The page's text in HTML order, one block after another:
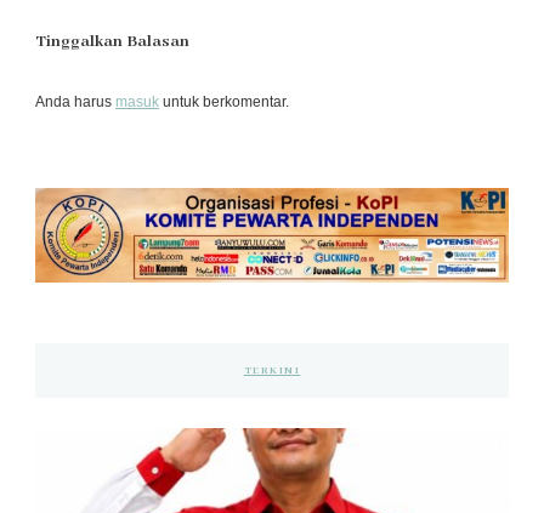
Tinggalkan Balasan
Anda harus masuk untuk berkomentar.
TERKINI